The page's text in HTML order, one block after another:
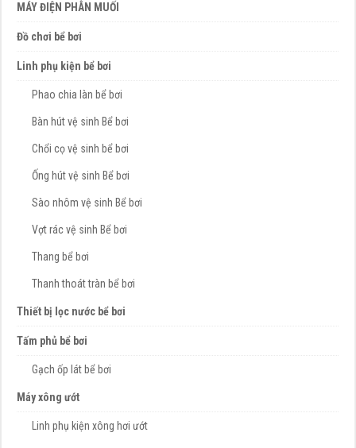
MÁY ĐIỆN PHÂN MUỐI
Đồ chơi bể bơi
Linh phụ kiện bể bơi
Phao chia làn bể bơi
Bàn hút vệ sinh Bể bơi
Chổi cọ vệ sinh bể bơi
Ống hút vệ sinh Bể bơi
Sào nhôm vệ sinh Bể bơi
Vợt rác vệ sinh Bể bơi
Thang bể bơi
Thanh thoát tràn bể bơi
Thiết bị lọc nước bể bơi
Tấm phủ bể bơi
Gạch ốp lát bể bơi
Máy xông ướt
Linh phụ kiện xông hơi ướt